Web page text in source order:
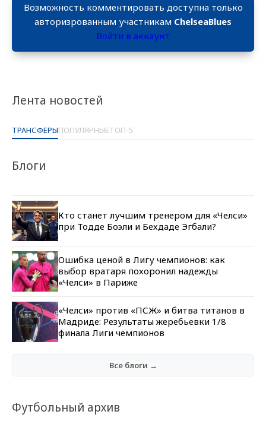
Лента новостей
ТРАНСФЕРЫПОПУЛЯРНЫЕТОП-5
Блоги
Кто станет лучшим тренером для «Челси»
при Тодде Боэли и Бехдаде Эгбали?
Ошибка ценой в Лигу чемпионов: как
выбор вратаря похоронил надежды
«Челси» в Париже
«Челси» против «ПСЖ» и битва титанов в
Мадриде: Результаты жеребьевки 1/8
финала Лиги чемпионов
Все блоги →
Футбольный архив
Возможность комментировать доступна только
авторизрованным участникам ChelseaBlues
Войти в аккаунт